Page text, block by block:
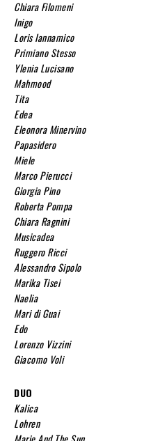
Chiara Filomeni
Inigo
Loris Iannamico
Primiano Stesso
Ylenia Lucisano
Mahmood
Tita
Edea
Eleonora Minervino
Papasidero
Miele
Marco Pierucci
Giorgia Pino
Roberta Pompa
Chiara Ragnini
Musicadea
Ruggero Ricci
Alessandro Sipolo
Marika Tisei
Naelia
Mari di Guai
Edo
Lorenzo Vizzini
Giacomo Voli
DUO
Kalica
Lohren